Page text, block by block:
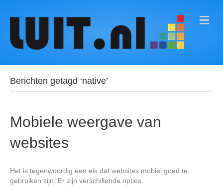
M
E
Berichten getagd ‘native’
Mobiele weergave van
websites
Het is tegenwoordig een eis dat websites mobiel goed te
gebruiken zijn. Er zijn verschillende opties.